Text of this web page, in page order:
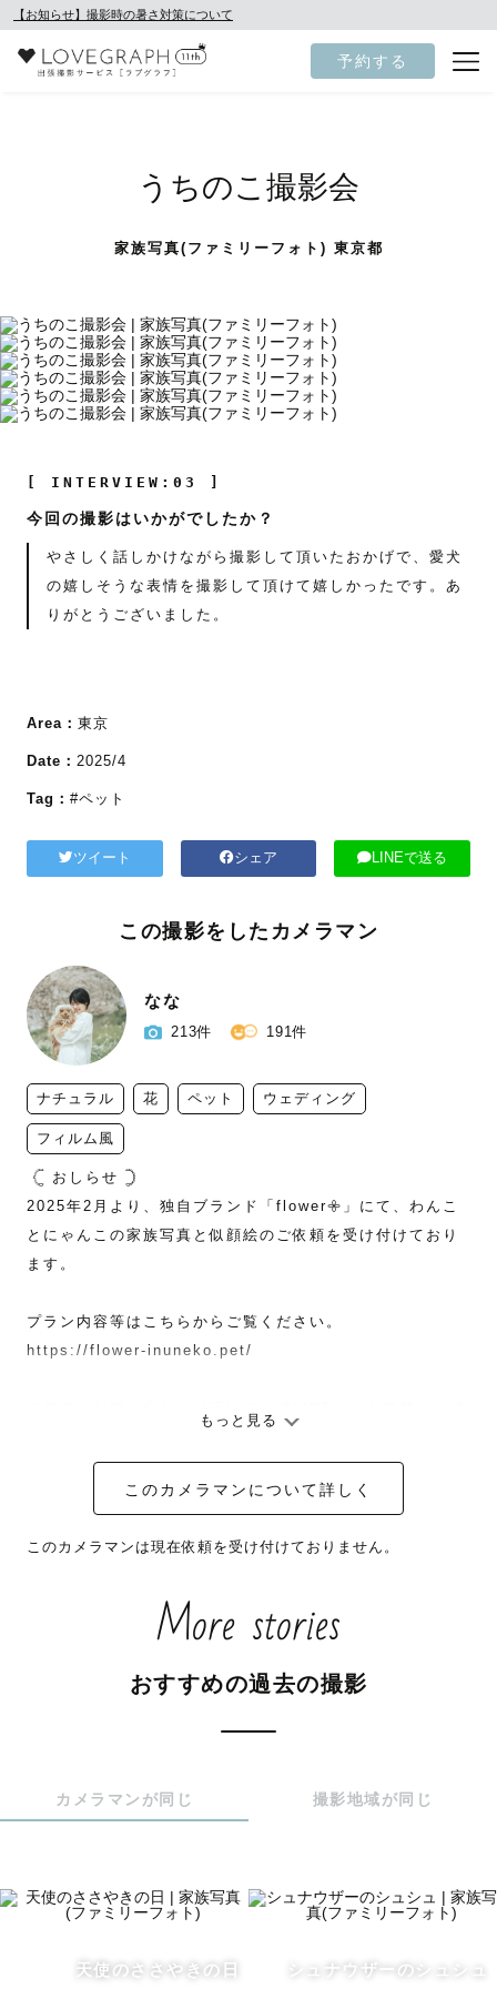
【お知らせ】撮影時の暑さ対策について
予約する
うちのこ撮影会
家族写真(ファミリーフォト) 東京都
[ INTERVIEW:03 ]
今回の撮影はいかがでしたか？
やさしく話しかけながら撮影して頂いたおかげで、愛犬
の嬉しそうな表情を撮影して頂けて嬉しかったです。あ
りがとうございました。
Area： 東京
Date： 2025/4
Tag： #ペット
ツイート シェア LINEで送る
この撮影をしたカメラマン
なな
213件 191件
ナチュラル 花 ペット ウェディング
フィルム風
2025年2月より、独自ブランド「flower‪𖧷」にて、わんこ
とにゃんこの家族写真と似顔絵のご依頼を受け付けており
ます。
プラン内容等はこちらからご覧ください。
https://flower-inuneko.pet/
もっと見る
このカメラマンについて詳しく
このカメラマンは現在依頼を受け付けておりません。
More stories
おすすめの過去の撮影
カメラマンが同じ 撮影地域が同じ
天使のささやきの日 シュナウザーのシュシュ